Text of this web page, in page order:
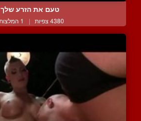
טעם את הזרע שלך
4380 צפיות | 1 המלצות